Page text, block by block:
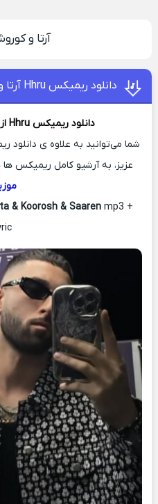
آرتا و
دانلود ریمیکس Hhru آرتا و کوروش و سارن
دانلود ریمیکس Hhru از
عزیز، به آرشیو کامل ریمیکس
& Koorosh & Saaren mp3 +